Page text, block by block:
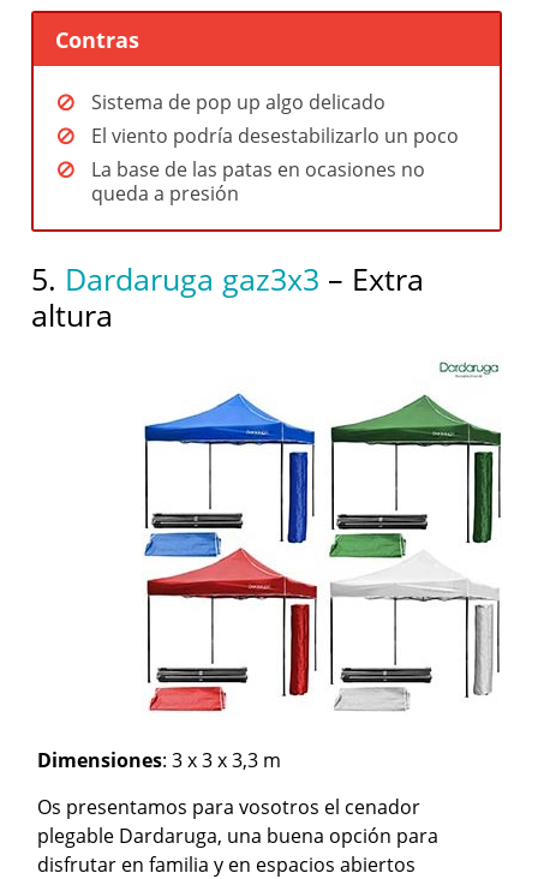
Contras
Sistema de pop up algo delicado
El viento podría desestabilizarlo un poco
La base de las patas en ocasiones no
queda a presión
5. Dardaruga gaz3x3 – Extra
altura
Dimensiones: 3 x 3 x 3,3 m
Os presentamos para vosotros el cenador
plegable Dardaruga, una buena opción para
disfrutar en familia y en espacios abiertos